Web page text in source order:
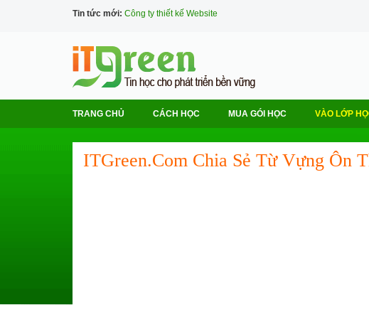
Tin tức mới: Công ty thiết kế Website
TRANG CHỦ CÁCH HỌC MUA GÓI HỌC VÀO LỚP
ITGreen.com Chia Sẻ Từ Vựng Ôn